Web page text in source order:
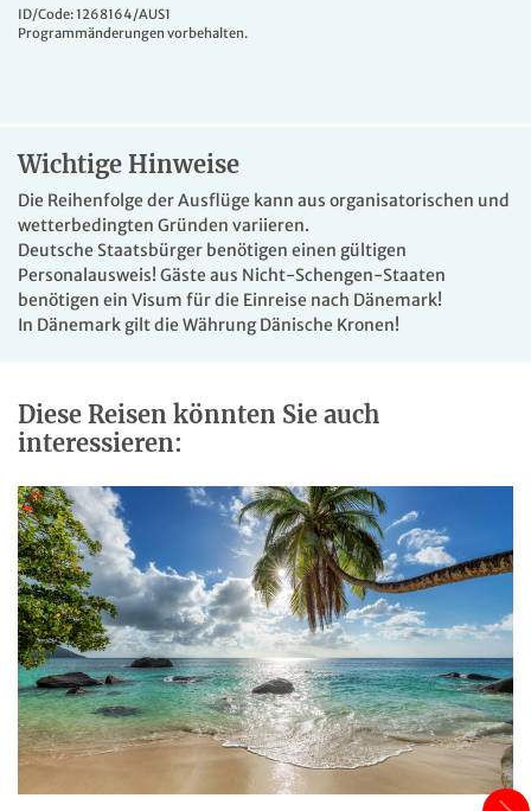
Sie wohnen im familiär geführten
inmitten einer Naturlandschaft, die gleichermaßen vom
eine Treppe in der 1. Etage erreichbar. Gepäckservice wird
geleistet.
ID/Code: 1268164/AUS1
Programmänderungen vorbehalten.
Wichtige Hinweise
Die Reihenfolge der Ausflüge kann aus organisatorischen und
wetterbedingten Gründen variieren.
Deutsche Staatsbürger benötigen einen gültigen
Personalausweis! Gäste aus Nicht-Schengen-Staaten
benötigen ein Visum für die Einreise nach Dänemark!
In Dänemark gilt die Währung Dänische Kronen!
Diese Reisen könnten Sie auch
interessieren: